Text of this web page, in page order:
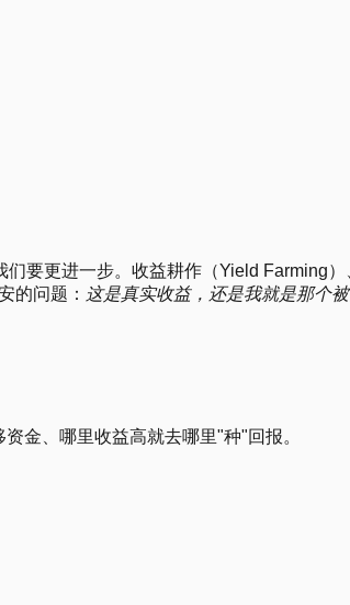
要更进一步。收益耕作（Yield Farming
的问题： 这是真实收益，还是我就是那个
金、哪里收益高就去哪里"种"回报。